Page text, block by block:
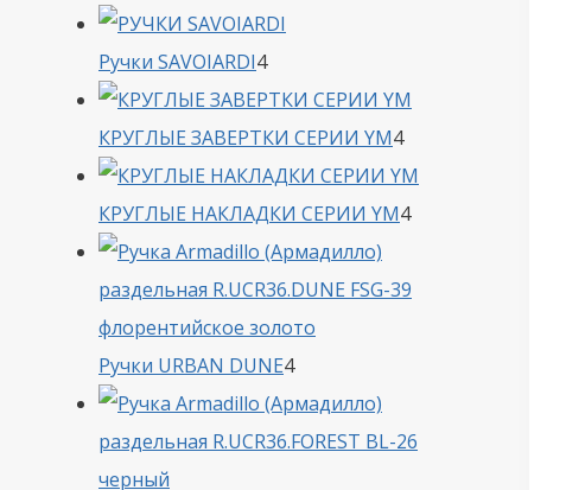
товара
Ручки SAVOIARDI44
товара
КРУГЛЫЕ ЗАВЕРТКИ СЕРИИ YM44
товара
КРУГЛЫЕ НАКЛАДКИ СЕРИИ YM44
Ручки URBAN DUNE44
товара